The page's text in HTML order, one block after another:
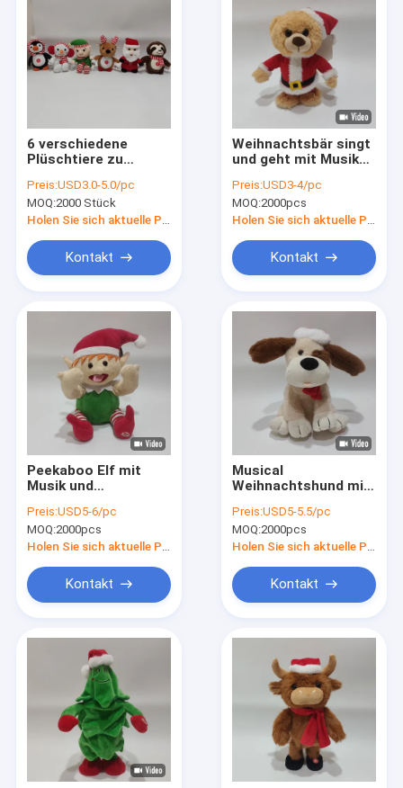
Produkte
Über uns
Fabrik Tour
Qualitätskontrolle
Nachrichten
Alle Fälle
Weihnachtsplüsch-Spielwaren
Notierendes Plüsch-Spielzeug
Ostern-Plüsch-Spielzeug
6 verschiedene
Plüschtiere zu
Gesangs- und
Lichtfunktion
Preis:USD3.0-5.0/pc
MOQ:2000 Stück
Holen Sie sich aktuelle Preis
Kontakt
Weihnachtsbär singt
und geht mit Musik
Preis:USD3-4/pc
MOQ:2000pcs
Holen Sie sich aktuelle Preis
Kontakt
Peekaboo Elf mit
Musik und
Preis:USD5-6/pc
MOQ:2000pcs
Holen Sie sich aktuelle Preis
Kontakt
Musical
Weihnachtshund mit
Preis:USD5-5.5/pc
MOQ:2000pcs
Holen Sie sich aktuelle Preis
Kontakt